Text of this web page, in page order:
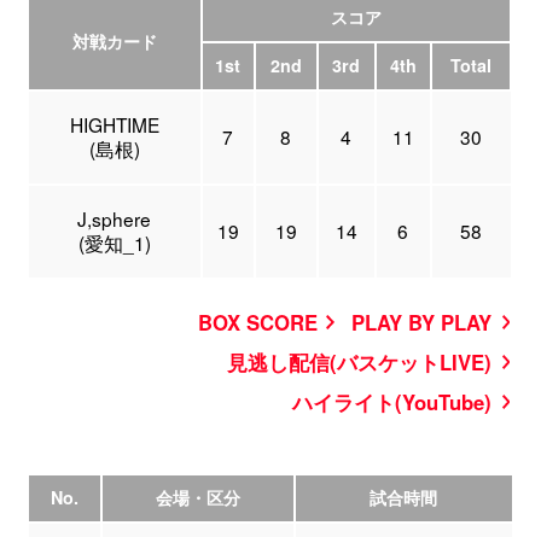
対戦カード
スコア
1st
2nd 3rd 4th Total
HIGHTIME
(島根)
7 8 4 11 30
J,sphere
(愛知_1)
19 19 14 6 58
BOX SCORE
PLAY BY PLAY
見逃し配信(バスケットLIVE)
ハイライト(YouTube)
No. 会場・区分 試合時間